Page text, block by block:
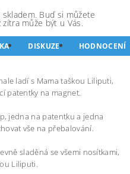
Buď si můžete
může být u Vás.
DISKUZE HODNOCENÍ
ladí s Mama taškou Liliputi,
patentky na magnet.
jedna na patentku a jedna
vše na přebalování.
sladěná se všemi nosítkami,
Liliputi.